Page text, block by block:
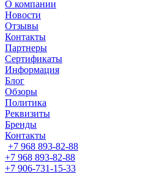
О компании
Новости
Отзывы
Контакты
Партнеры
Сертификаты
Информация
Блог
Обзоры
Политика
Реквизиты
Бренды
Контакты
+7 968 893-82-88
+7 968 893-82-88
+7 906-731-15-33